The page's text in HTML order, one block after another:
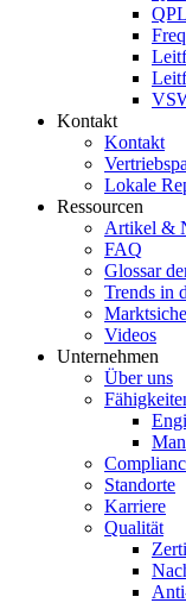
Kontakt
Kontakt
Lokale
Ressourcen
Artikel &
FAQ
Glossar
Trends in
Videos
Unternehmen
Über uns
Standorte
Karriere
Qualität